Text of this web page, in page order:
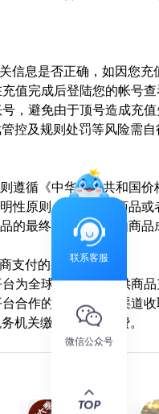
信息是否正确，如因您
值完成后登陆您的帐号
，避免由于顶号造成充
控及规则处罚等风险需
遵循《中华人民共和国
性原则，依据相关商品
的最终销售价格均由商
支付的采购成本；
为全球华人用户提供商
合作的第三方支付渠道
机关缴纳的各项税费。
联系客服
微信公众号